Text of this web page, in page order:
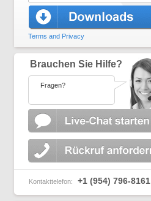
Terms and Privacy
Brauchen Sie Hilfe?
Fragen?
Kontakttelefon: +1 (954) 796-8161